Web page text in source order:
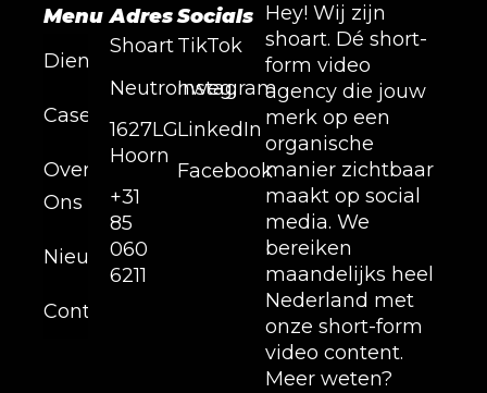
Diensten
Cases
Over
Ons
Nieuws
Contact
Menu Adres
Shoart
Neutronweg,
1627LG
Hoorn
+31
85
060
6211
Socials
TikTok
Instagram
LinkedIn
Facebook
Hey! Wij zijn
shoart. Dé short-
form video
agency die jouw
merk op een
organische
manier zichtbaar
maakt op social
media. We
bereiken
maandelijks heel
Nederland met
onze short-form
video content.
Meer weten?